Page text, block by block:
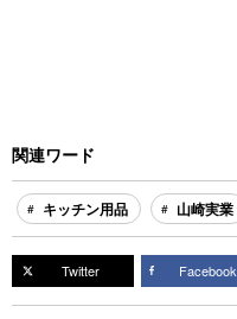
関連ワード
キッチン用品 山崎実業
Twitter Facebook